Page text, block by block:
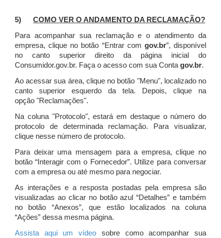
5) COMO VER O ANDAMENTO DA RECLAMAÇÃO?
Para acompanhar sua reclamação e o atendimento da
empresa, clique no botão “Entrar com gov.br”, disponível
no canto superior direito da página inicial do
Consumidor.gov.br. Faça o acesso com sua Contagov.br.
Ao acessar sua área, clique no botão "Menu", localizado no
canto superior esquerdo da tela. Depois, clique na
opção "Reclamações".
Na coluna "Protocolo", estará em destaque o número do
protocolo de determinada reclamação. Para visualizar,
clique nesse número de protocolo.
Para deixar uma mensagem para a empresa, clique no
botão “Interagir com o Fornecedor”. Utilize para conversar
com a empresa ou até mesmo para negociar.
As interações e a resposta postadas pela empresa são
visualizadas ao clicar no botão azul “Detalhes” e também
no botão “Anexos”, que estão localizados na coluna
“Ações” dessa mesma página.
Assista aqui um vídeo sobre como acompanhar sua